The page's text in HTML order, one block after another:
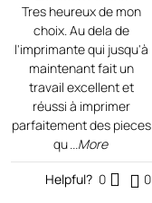
Tres heureux de mon
choix. Au dela de
l'imprimante qui jusqu'à
maintenant fait un
travail excellent et
réussi à imprimer
parfaitement des pieces
qu...More
Helpful? 0 0